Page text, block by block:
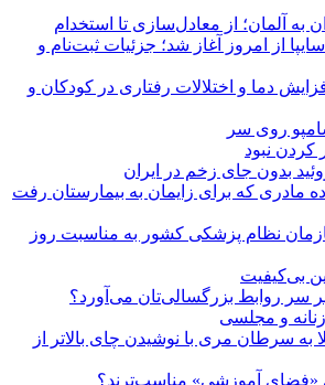
به آلمان؛ از معادل‌سازی تا استخدام
فروش کوییک S سایپا از امروز آغاز شد؛ جزئیات ثبت‌نام و
دما و اختلالات رفتاری در کودکان و
روی سر
نبود
بدون جای زخم در ایران
مادری که برای زایمان به بیمارستان رفت
نظام پزشکی کشور به مناسبت روز
بی‌کیفیت
سر روابط بزرگسالی‌تان می‌آورد؟
و مجلسی
به سرطان مری با نوشیدن چای بالاتر از
«فضای آموزشی» مناسب‌ترند؟